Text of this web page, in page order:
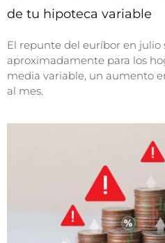
de tu hipoteca variable
El repunte del euríbor en julio
aproximadamente para los
media variable, un aumento
al mes.